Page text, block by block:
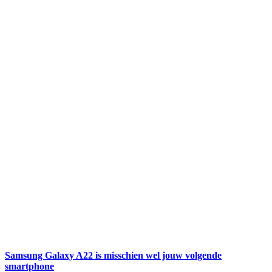
Samsung Galaxy A22 is misschien wel jouw volgende
smartphone